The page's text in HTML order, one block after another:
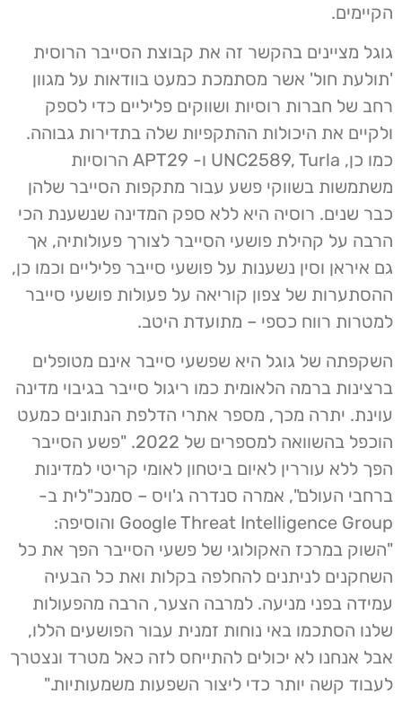
הקיימים.
גוגל מציינים בהקשר זה את קבוצת הסייבר הרוסית
'תולעת חול' אשר מסתמכת כמעט בוודאות על מגוון
רחב של חברות רוסיות ושווקים פליליים כדי לספק
ולקיים את היכולות ההתקפיות שלה בתדירות גבוהה.
כמו כן, UNC2589, Turla ו- APT29 הרוסיות
משתמשות בשווקי פשע עבור מתקפות הסייבר שלהן
כבר שנים. רוסיה היא ללא ספק המדינה שנשענת הכי
הרבה על קהילת פושעי הסייבר לצורך פעולותיה, אך
גם איראן וסין נשענות על פושעי סייבר פליליים וכמו כן,
ההסתערות של צפון קוריאה על פעולות פושעי סייבר
למטרות רווח כספי – מתועדת היטב.
השקפתה של גוגל היא שפשעי סייבר אינם מטופלים
ברצינות ברמה הלאומית כמו ריגול סייבר בגיבוי מדינה
עוינת. יתרה מכך, מספר אתרי הדלפת הנתונים כמעט
הוכפל בהשוואה למספרים של 2022. "פשע הסייבר
הפך ללא עוררין לאיום ביטחון לאומי קריטי למדינות
ברחבי העולם", אמרה סנדרה ג'ויס – סמנכ"לית ב-
Google Threat Intelligence Group והוסיפה:
"השוק במרכז האקולוגי של פשעי הסייבר הפך את כל
השחקנים לניתנים להחלפה בקלות ואת כל הבעיה
עמידה בפני מניעה. למרבה הצער, הרבה מהפעולות
שלנו הסתכמו באי נוחות זמנית עבור הפושעים הללו,
אבל אנחנו לא יכולים להתייחס לזה כאל מטרד ונצטרך
לעבוד קשה יותר כדי ליצור השפעות משמעותיות."